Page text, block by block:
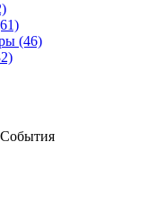
(46)
События